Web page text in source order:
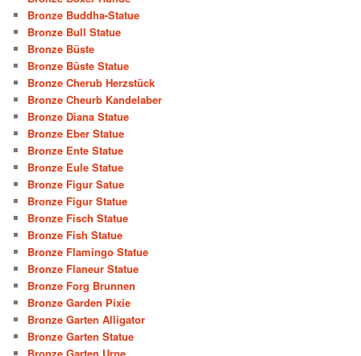
Bronze Buddha-Statue
Bronze Bull Statue
Bronze Büste
Bronze Büste Statue
Bronze Cherub Herzstück
Bronze Cheurb Kandelaber
Bronze Diana Statue
Bronze Eber Statue
Bronze Ente Statue
Bronze Eule Statue
Bronze Figur Satue
Bronze Figur Statue
Bronze Fisch Statue
Bronze Fish Statue
Bronze Flamingo Statue
Bronze Flaneur Statue
Bronze Forg Brunnen
Bronze Garden Pixie
Bronze Garten Alligator
Bronze Garten Statue